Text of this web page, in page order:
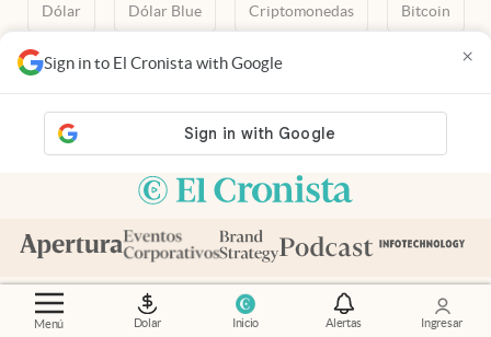
Menú Dolar Inicio Alertas Ingresar
Sign in to El Cronista with Google ×
Dólar Dólar Blue Criptomonedas Bitcoin
Fintech
abre en nueva pestaña
abre en nueva pestaña
abre en nueva pestaña
abre en nueva pestaña
abre en nueva pestaña
Contacto Canales de WhatsApp Quiénes Somos